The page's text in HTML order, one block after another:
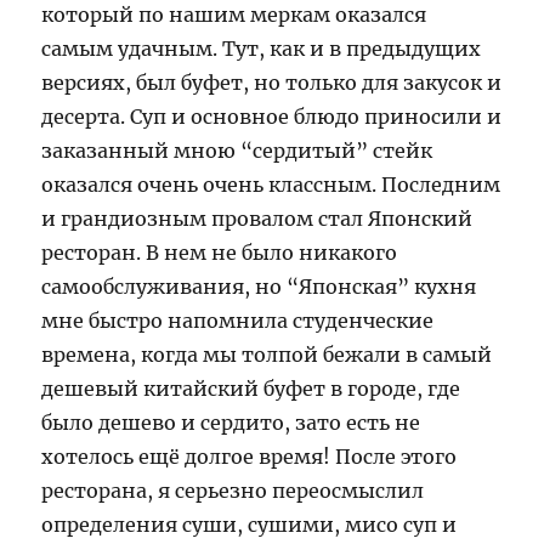
который по нашим меркам оказался
самым удачным. Тут, как и в предыдущих
версиях, был буфет, но только для закусок и
десерта. Суп и основное блюдо приносили и
заказанный мною “сердитый” стейк
оказался очень очень классным. Последним
и грандиозным провалом стал Японский
ресторан. В нем не было никакого
самообслуживания, но “Японская” кухня
мне быстро напомнила студенческие
времена, когда мы толпой бежали в самый
дешевый китайский буфет в городе, где
было дешево и сердито, зато есть не
хотелось ещё долгое время! После этого
ресторана, я серьезно переосмыслил
определения суши, сушими, мисо суп и